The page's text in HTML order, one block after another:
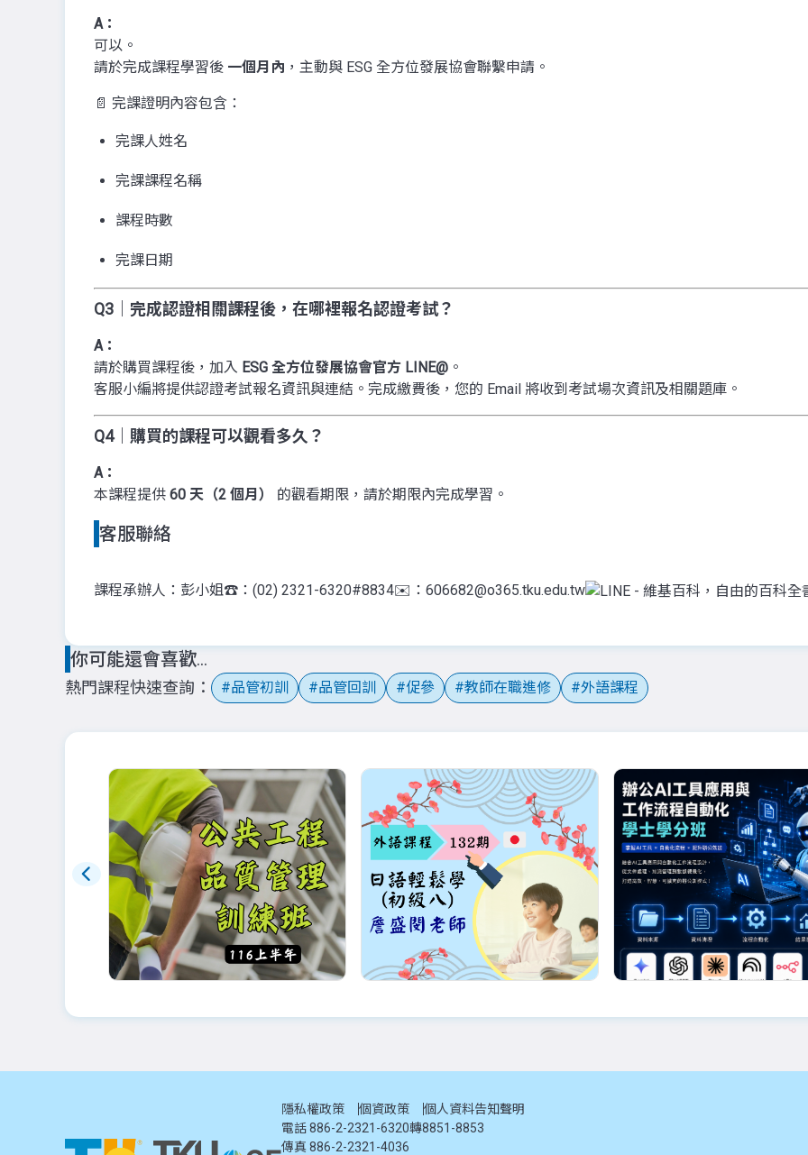
A：
可以。
請於完成課程學習後 一個月內 ，主動與 ESG 全方位發展協會聯繫申請。
📄 完課證明內容包含：
完課人姓名
完課課程名稱
課程時數
完課日期
Q3｜完成認證相關課程後，在哪裡報名認證考試？
A：
請於購買課程後，加入 ESG 全方位發展協會官方 LINE@ 。
客服小編將提供認證考試報名資訊與連結。完成繳費後，您的 Email 將收到考試場次資訊及相關題庫。
Q4｜購買的課程可以觀看多久？
A：
本課程提供 60 天（2 個月） 的觀看期限，請於期限內完成學習。
客服聯絡
課程承辦人：彭小姐☎️：(02) 2321-6320#8834✉️：606682@o365.tku.edu.tw
你可能還會喜歡...
熱門課程快速查詢 品管初訓 品管回訓 促參 教師在職進修 外語課程
月底前更新
週一
週三 週五18:40-21:40
級八)_08/29起_詹盛閔老
師
或第1堂課統計團...
2026-08-28 ~ 2026-11-07
週六每週六 10:00-13:00(09/26、10/09、10/24停課)
程自動化學士學分班
隱私權政策 個資政策
個人資料告知聲明
電話 886-2-2321-6320轉8851-8853
傳真 886-2-2321-4036